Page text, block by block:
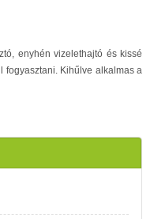
enyhén vizelethajtó és kissé
fogyasztani. Kihűlve alkalmas a